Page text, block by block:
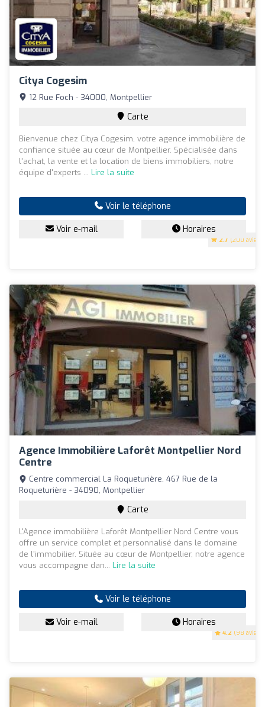
Citya Cogesim
2.7 (200 avis)
12 Rue Foch - 34000, Montpellier
Carte
Bienvenue chez Citya Cogesim, votre agence immobilière de
confiance située au cœur de Montpellier. Spécialisée dans
l'achat, la vente et la location de biens immobiliers, notre
équipe d'experts ... Lire la suite
Voir le téléphone
Voir e-mail Horaires
Agence Immobilière Laforêt Montpellier Nord
Centre
4.2 (98 avis)
Centre commercial La Roqueturière, 467 Rue de la
Roqueturière - 34090, Montpellier
Carte
L'Agence immobilière Laforêt Montpellier Nord Centre vous
offre un service complet et personnalisé dans le domaine
de l'immobilier. Située au cœur de Montpellier, notre agence
vous accompagne dan... Lire la suite
Voir le téléphone
Voir e-mail Horaires